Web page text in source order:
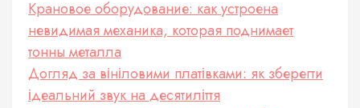
Крановое оборудование: как устроена
невидимая механика, которая поднимает
тонны металла
Догляд за вініловими платівками: як зберегти
ідеальний звук на десятиліття